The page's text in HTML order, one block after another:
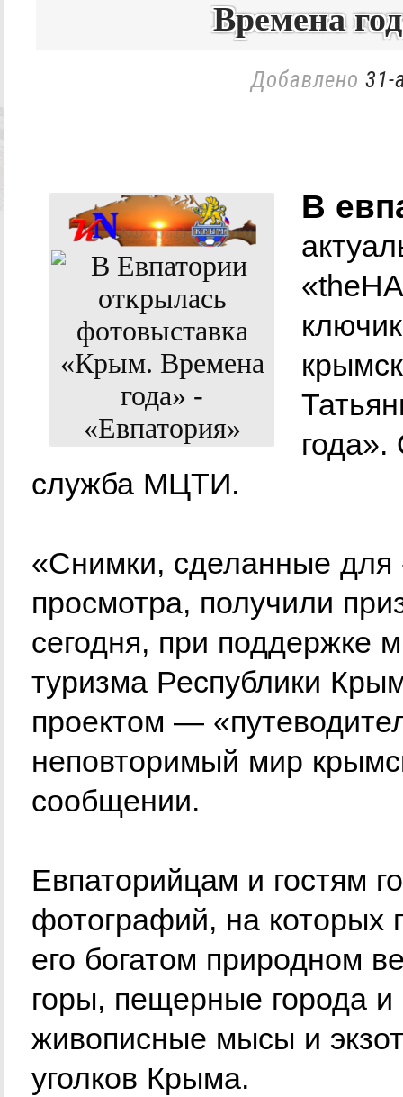
Времена
Добавлено 31-
В
служба МЦТИ.
«Снимки, сделанные для
просмотра, получили
сегодня, при поддержке
туризма Республики
проектом —
неповторимый мир
сообщении.
Евпаторийцам и гостям
фотографий, на которых
его богатом природном
горы, пещерные города
живописные мысы и
уголков Крыма.